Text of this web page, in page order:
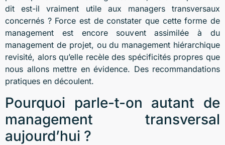
dit est-il vraiment utile aux managers transversaux
concernés ? Force est de constater que cette forme de
management est encore souvent assimilée à du
management de projet, ou du management hiérarchique
revisité, alors qu’elle recèle des spécificités propres que
nous allons mettre en évidence. Des recommandations
pratiques en découlent.
Pourquoi parle-t-on autant de
management transversal
aujourd’hui ?